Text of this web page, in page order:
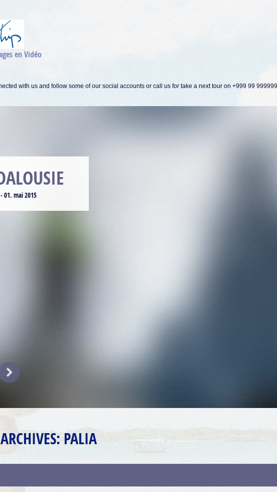
en Vidéo
with us and follow some of our social accounts or call us for take a next tour on +999 99 999999
-17. avril 2015
PALIA